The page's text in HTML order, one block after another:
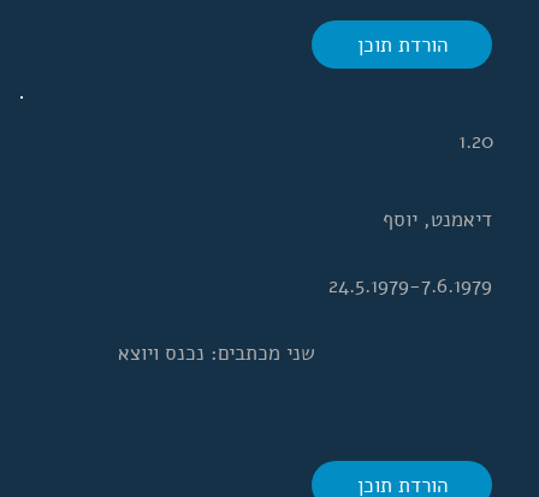
הורדת תוכן
הורדת תוכן
שני מכתבים: נכנס ויוצא
24.5.1979-7.6.1979
דיאמנט, יוסף
1.20